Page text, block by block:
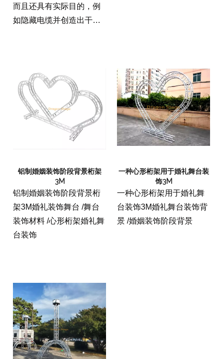
而且还具有实际目的，例
如隐藏电缆并创造出干净
铝制婚姻装饰阶段背景桁架
3M
铝制婚姻装饰阶段背景桁
架3M婚礼装饰舞台 /舞台
装饰材料 /心形桁架婚礼舞
台装饰
一种心形桁架用于婚礼舞台装
饰3M
一种心形桁架用于婚礼舞
台装饰3M婚礼舞台装饰背
景 /婚姻装饰阶段背景